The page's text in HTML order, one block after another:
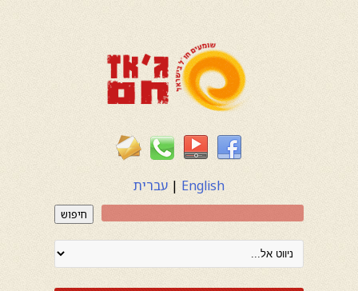
English
| עברית
חיפוש